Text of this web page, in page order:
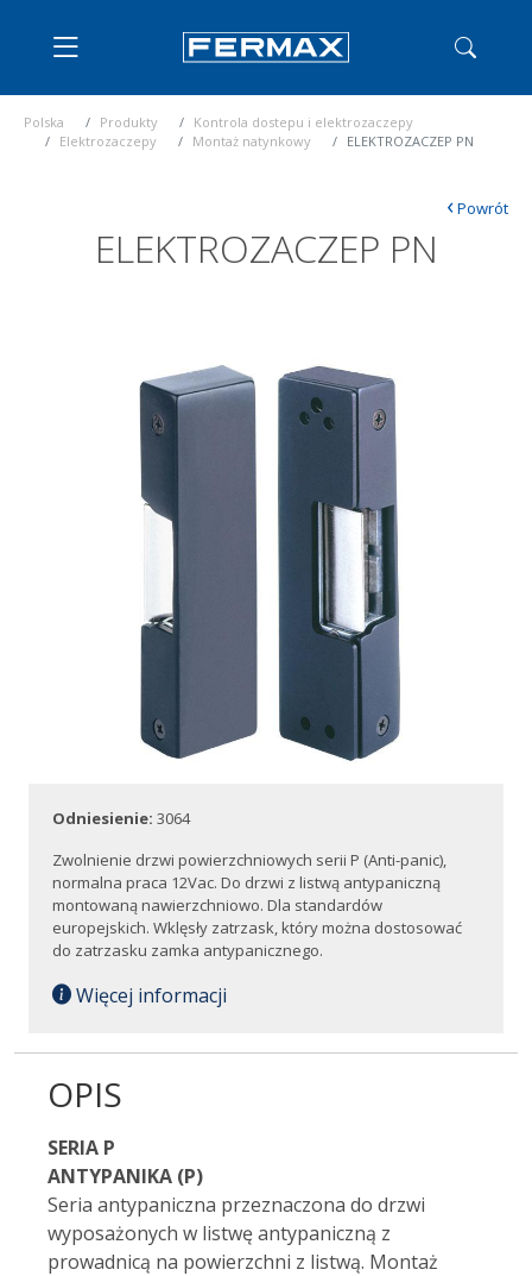
Polska Produkty
Kontrola dostepu i elektrozaczepy
Elektrozaczepy
Montaż natynkowy ELEKTROZACZEP PN
ELEKTROZACZEP PN
‹Powrót
Odniesienie: 3064
Zwolnienie drzwi powierzchniowych serii P (Anti-panic),
normalna praca 12Vac. Do drzwi z listwą antypaniczną
montowaną nawierzchniowo. Dla standardów
europejskich. Wklęsły zatrzask, który można dostosować
do zatrzasku zamka antypanicznego.
Więcej informacji
OPIS
SERIA P
ANTYPANIKA (P)
Seria antypaniczna przeznaczona do drzwi
wyposażonych w listwę antypaniczną z
prowadnicą na powierzchni z listwą. Montaż